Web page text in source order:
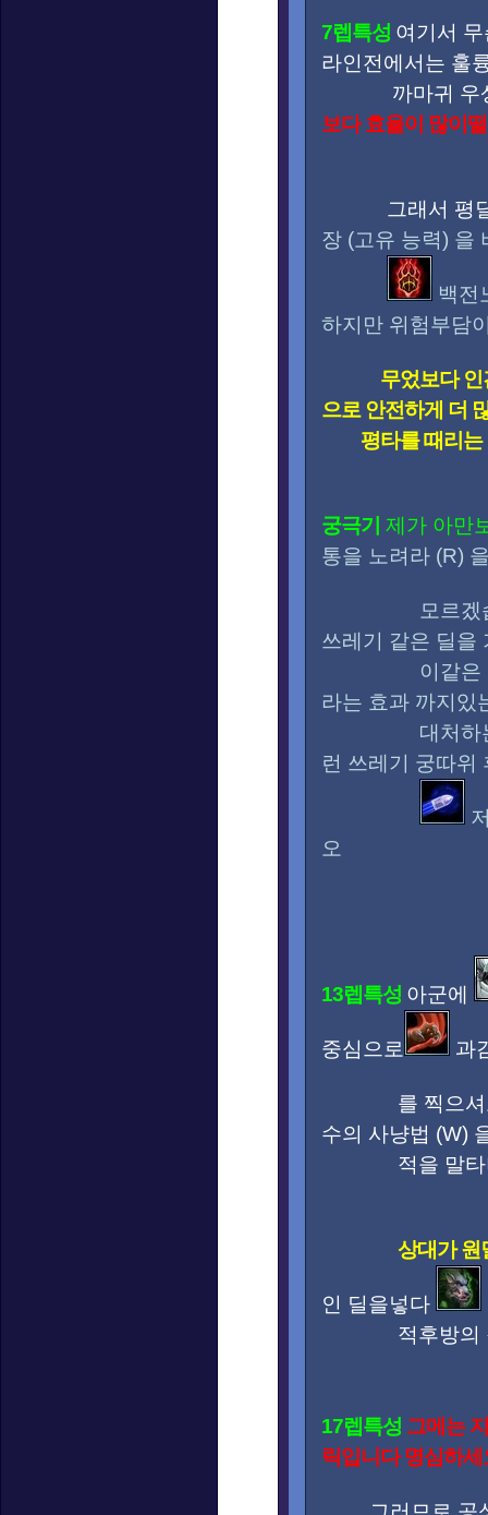
7렙특성 여기서
라인전에서는 훌
까마귀 우상
보다 효율이 많이
그래서 평딜
장 (고유 능력) 을
백전
하지만 위험부담
무었보다
으로 안전하게 더
평타를 때리는
궁극기 제가 아만
통을 노려라 (R)
모르겠습
쓰레기 같은 딜을
이같은 딜은
라는 효과 까지있
대처하는 공
런 쓰레기 궁따위
오
13렙특성 아군에
중심으로 과
를 찍으셔도
수의 사냥법 (W)
적을 말타며
상대가
인 딜을넣다
적후방의 적
17렙특성 그메는
릭입니다 명심하세